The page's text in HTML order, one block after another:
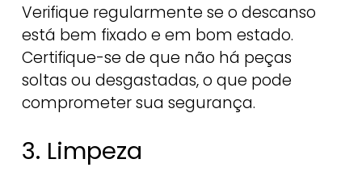
Verifique regularmente se o descanso
está bem fixado e em bom estado.
Certifique-se de que não há peças
soltas ou desgastadas, o que pode
comprometer sua segurança.
3. Limpeza